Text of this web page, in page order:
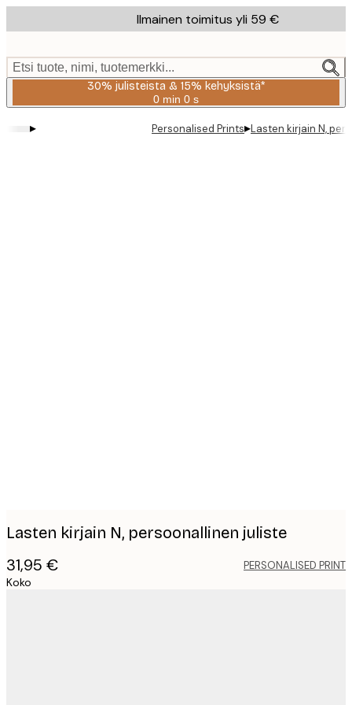
to
content.
Ilmainen toimitus yli 59 €
Etsi tuote, nimi, tuotemerkki...
30% julisteista & 15% kehyksistä*
0 min 0 s
Voimassa
2026-
▸ Personalised Prints▸Lasten kirjain N,
Lasten kirjain N, persoonallinen juliste
31,95 € PERSONALISED PRINT
Koko